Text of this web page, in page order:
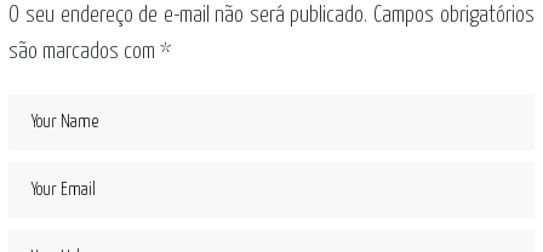
O seu endereço de e-mail não será publicado. Campos obrigatórios
são marcados com*